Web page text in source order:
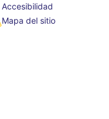
Accesibilidad
Mapa del sitio